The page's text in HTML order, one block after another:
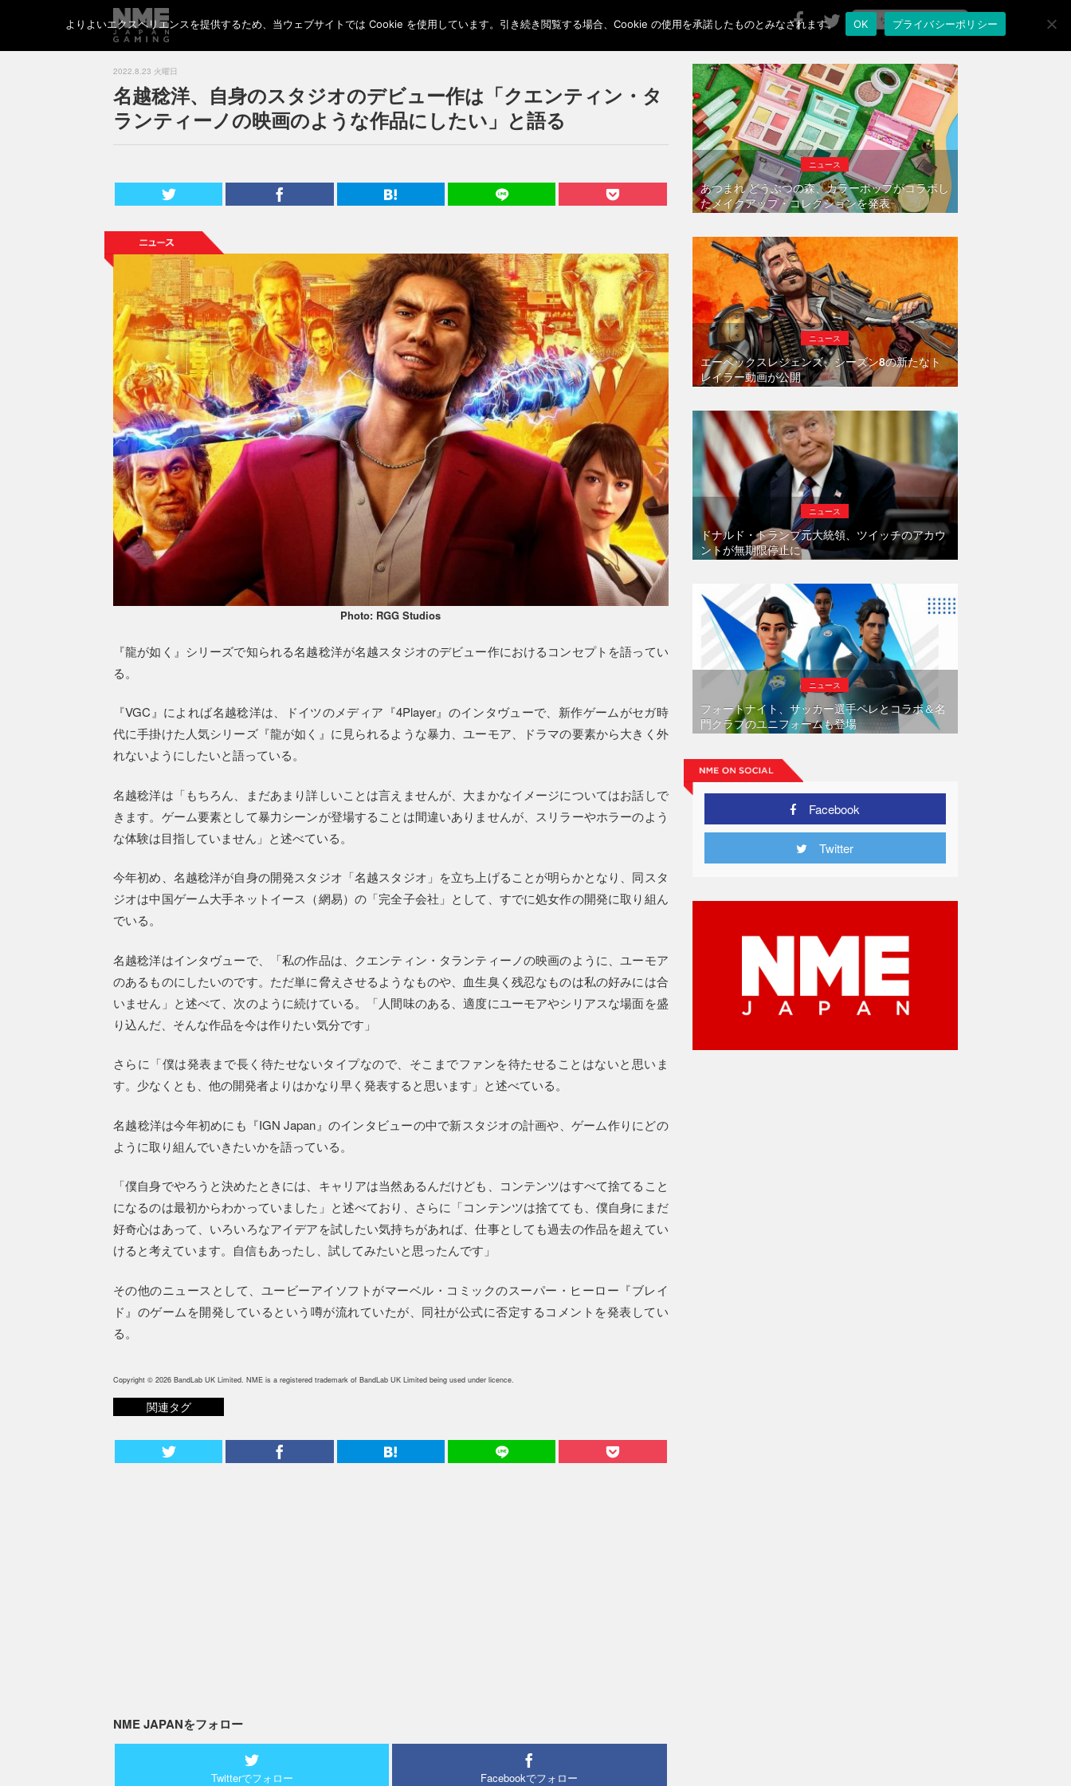
2022.8.23 火曜日
名越稔洋、自身のスタジオのデビュー作は「クエンティン・タ
ランティーノの映画のような作品にしたい」と語る
Photo: RGG Studios
『龍が如く』シリーズで知られる名越稔洋が名越スタジオのデビュー作におけるコンセプトを語ってい
る。
『VGC』によれば名越稔洋は、ドイツのメディア『4Player』のインタヴューで、新作ゲームがセガ時
代に手掛けた人気シリーズ『龍が如く』に見られるような暴力、ユーモア、ドラマの要素から大きく外
れないようにしたいと語っている。
名越稔洋は「もちろん、まだあまり詳しいことは言えませんが、大まかなイメージについてはお話しで
きます。ゲーム要素として暴力シーンが登場することは間違いありませんが、スリラーやホラーのよう
な体験は目指していません」と述べている。
今年初め、名越稔洋が自身の開発スタジオ「名越スタジオ」を立ち上げることが明らかとなり、同スタ
ジオは中国ゲーム大手ネットイース（網易）の「完全子会社」として、すでに処女作の開発に取り組ん
でいる。
名越稔洋はインタヴューで、「私の作品は、クエンティン・タランティーノの映画のように、ユーモア
のあるものにしたいのです。ただ単に脅えさせるようなものや、血生臭く残忍なものは私の好みには合
いません」と述べて、次のように続けている。「人間味のある、適度にユーモアやシリアスな場面を盛
り込んだ、そんな作品を今は作りたい気分です」
さらに「僕は発表まで長く待たせないタイプなので、そこまでファンを待たせることはないと思いま
す。少なくとも、他の開発者よりはかなり早く発表すると思います」と述べている。
名越稔洋は今年初めにも『IGN Japan』のインタビューの中で新スタジオの計画や、ゲーム作りにどの
ように取り組んでいきたいかを語っている。
「僕自身でやろうと決めたときには、キャリアは当然あるんだけども、コンテンツはすべて捨てること
になるのは最初からわかっていました」と述べており、さらに「コンテンツは捨てても、僕自身にまだ
好奇心はあって、いろいろなアイデアを試したい気持ちがあれば、仕事としても過去の作品を超えてい
けると考えています。自信もあったし、試してみたいと思ったんです」
その他のニュースとして、ユービーアイソフトがマーベル・コミックのスーパー・ヒーロー『ブレイ
ド』のゲームを開発しているという噂が流れていたが、同社が公式に否定するコメントを発表してい
る。
Copyright © 2026 BandLab UK Limited. NME is a registered trademark of BandLab UK Limited being used under licence.
関連タグ
NME JAPANをフォロー
Twitterでフォロー Facebookでフォロー
ニュース
あつまれ どうぶつの森、カラーポップがコラボし
たメイクアップ・コレクションを発表
ニュース
エーペックスレジェンズ、シーズン8の新たなト
レイラー動画が公開
ニュース
ドナルド・トランプ元大統領、ツイッチのアカウ
ントが無期限停止に
ニュース
フォートナイト、サッカー選手ペレとコラボ＆名
門クラブのユニフォームも登場
Facebook
Twitter
よりよいエクスペリエンスを提供するため、当ウェブサイトでは Cookie を使用しています。引き続き閲覧する場合、Cookie の使用を承諾したものとみなされます。 OK プライバシーポリシー